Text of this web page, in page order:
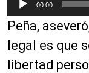
e
p
r
o
00:00
Peña,
legal es que
libertad